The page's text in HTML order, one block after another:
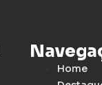
Home